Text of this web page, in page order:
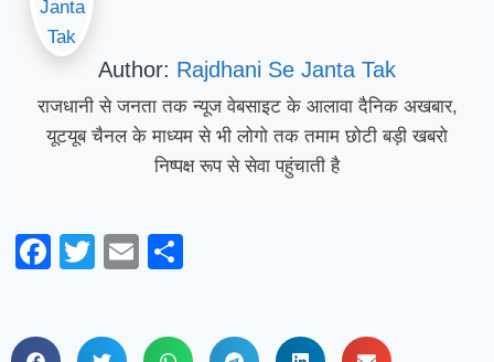
Author: Rajdhani Se Janta Tak
राजधानी से जनता तक न्यूज वेबसाइट के आलावा दैनिक अखबार,
यूटयूब चैनल के माध्यम से भी लोगो तक तमाम छोटी बड़ी खबरो
निष्पक्ष रूप से सेवा पहुंचाती है
Facebook
TwitterEmail